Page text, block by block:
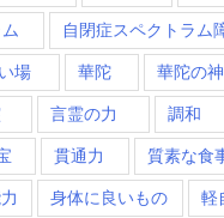
自閉症スペクトラム
場 華陀 華陀の神
言霊の力 調和
貫通力 質素な食
身体に良いもの 軽